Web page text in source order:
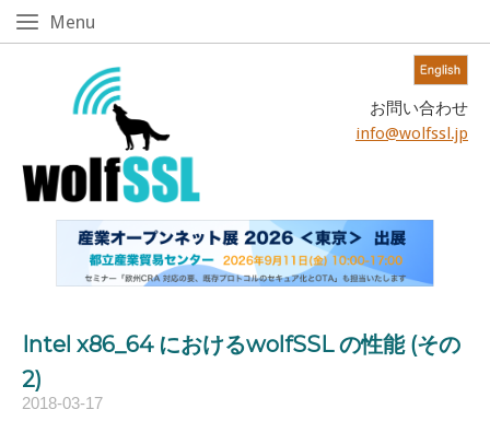
Skip
お問い合わせ
info@wolfssl.jp
Menu
Intel x86_64 におけるwolfSSL の性能 (その
2)
2018-03-17